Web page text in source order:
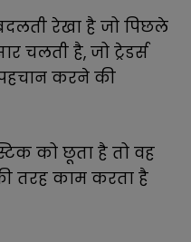
रेखा है जो पिछले
चलती है, जो ट्रेडर्स
करने की
को छूता है तो वह
तरह काम करता है